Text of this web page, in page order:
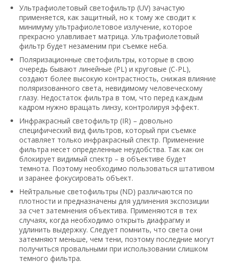
Ультрафиолетовый светофильтр (UV) зачастую
применяется, как защитный, но к тому же сводит к
минимуму ультрафиолетовое излучение, которое
прекрасно улавливает матрица. Ультрафиолетовый
фильтр будет незаменим при съемке неба.
Поляризационные светофильтры, которые в свою
очередь бывают линейные (PL) и круговые (C-PL),
создают более высокую контрастность, снижая влияние
поляризованного света, невидимому человеческому
глазу. Недостаток фильтра в том, что перед каждым
кадром нужно вращать линзу, контролируя эффект.
Инфракрасный светофильтр (IR) – довольно
специфический вид фильтров, который при съемке
оставляет только инфракрасный спектр. Применение
фильтра несет определенные неудобства. Так как он
блокирует видимый спектр – в объективе будет
темнота. Поэтому необходимо пользоваться штативом
и заранее фокусировать объект.
Нейтральные светофильтры (ND) различаются по
плотности и предназначены для удлинения экспозиции
за счет затемнения объектива. Применяются в тех
случаях, когда необходимо открыть диафрагму и
удлинить выдержку. Следует помнить, что света они
затемняют меньше, чем тени, поэтому последние могут
получиться провальными при использовании слишком
темного фильтра.